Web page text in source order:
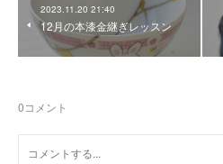
2023.11.20 21:40
12月の本漆金継ぎレッスン
0コメント